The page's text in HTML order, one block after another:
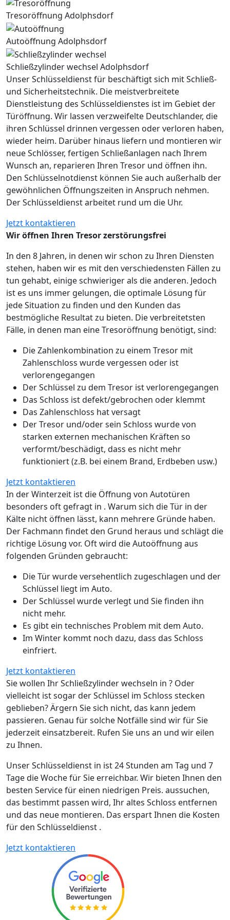
Tresoröffnung Adolphsdorf
Autoöffnung Adolphsdorf
Schließzylinder wechsel Adolphsdorf
Unser Schlüsseldienst für beschäftigt sich mit Schließ-
und Sicherheitstechnik. Die meistverbreitete
Dienstleistung des Schlüsseldienstes ist im Gebiet der
Türöffnung. Wir lassen verzweifelte Deutschlander, die
ihren Schlüssel drinnen vergessen oder verloren haben,
wieder heim. Darüber hinaus liefern und montieren wir
neue Schlösser, fertigen Schließanlagen nach Ihrem
Wunsch an, reparieren Ihren Tresor und öffnen ihn.
Den Schlüsselnotdienst können Sie auch außerhalb der
gewöhnlichen Öffnungszeiten in Anspruch nehmen.
Der Schlüsseldienst arbeitet rund um die Uhr.
Jetzt kontaktieren
Wir öffnen Ihren Tresor zerstörungsfrei
In den 8 Jahren, in denen wir schon zu Ihren Diensten
stehen, haben wir es mit den verschiedensten Fällen zu
tun gehabt, einige schwieriger als die anderen. Jedoch
ist es uns immer gelungen, die optimale Lösung für
jede Situation zu finden und den Kunden das
bestmögliche Resultat zu bieten. Die verbreitetsten
Fälle, in denen man eine Tresoröffnung benötigt, sind:
Die Zahlenkombination zu einem Tresor mit
Zahlenschloss wurde vergessen oder ist
verlorengegangen
Der Schlüssel zu dem Tresor ist verlorengegangen
Das Schloss ist defekt/gebrochen oder klemmt
Das Zahlenschloss hat versagt
Der Tresor und/oder sein Schloss wurde von
starken externen mechanischen Kräften so
verformt/beschädigt, dass es nicht mehr
funktioniert (z.B. bei einem Brand, Erdbeben usw.)
Jetzt kontaktieren
In der Winterzeit ist die Öffnung von Autotüren
besonders oft gefragt in . Warum sich die Tür in der
Kälte nicht öffnen lässt, kann mehrere Gründe haben.
Der Fachmann findet den Grund heraus und schlägt die
richtige Lösung vor. Oft wird die Autoöffnung aus
folgenden Gründen gebraucht:
Die Tür wurde versehentlich zugeschlagen und der
Schlüssel liegt im Auto.
Der Schlüssel wurde verlegt und Sie finden ihn
nicht mehr.
Es gibt ein technisches Problem mit dem Auto.
Im Winter kommt noch dazu, dass das Schloss
einfriert.
Jetzt kontaktieren
Sie wollen Ihr Schließzylinder wechseln in ? Oder
vielleicht ist sogar der Schlüssel im Schloss stecken
geblieben? Ärgern Sie sich nicht, das kann jedem
passieren. Genau für solche Notfälle sind wir für Sie
jederzeit einsatzbereit. Rufen Sie uns an und wir eilen
zu Ihnen.
Unser Schlüsseldienst in ist 24 Stunden am Tag und 7
Tage die Woche für Sie erreichbar. Wir bieten Ihnen den
besten Service für einen niedrigen Preis. aussuchen,
das bestimmt passen wird, Ihr altes Schloss entfernen
und das neue montieren. Das erspart Ihnen die Kosten
für den Schlüsseldienst .
Jetzt kontaktieren